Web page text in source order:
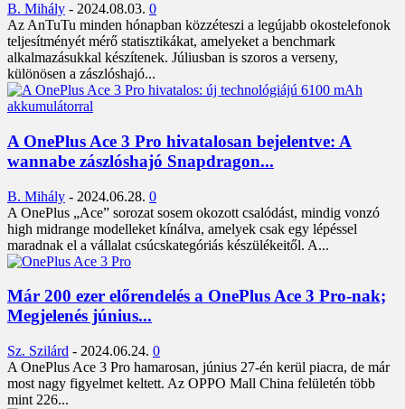
B. Mihály - 2024.08.03. 0
Az AnTuTu minden hónapban közzéteszi a legújabb okostelefonok
teljesítményét mérő statisztikákat, amelyeket a benchmark
alkalmazásukkal készítenek. Júliusban is szoros a verseny,
különösen a zászlóshajó...
A OnePlus Ace 3 Pro hivatalosan bejelentve: A
wannabe zászlóshajó Snapdragon...
B. Mihály - 2024.06.28. 0
A OnePlus „Ace” sorozat sosem okozott csalódást, mindig vonzó
high midrange modelleket kínálva, amelyek csak egy lépéssel
maradnak el a vállalat csúcskategóriás készülékeitől. A...
Már 200 ezer előrendelés a OnePlus Ace 3 Pro-nak;
Megjelenés június...
Sz. Szilárd - 2024.06.24. 0
A OnePlus Ace 3 Pro hamarosan, június 27-én kerül piacra, de már
most nagy figyelmet keltett. Az OPPO Mall China felületén több
mint 226...